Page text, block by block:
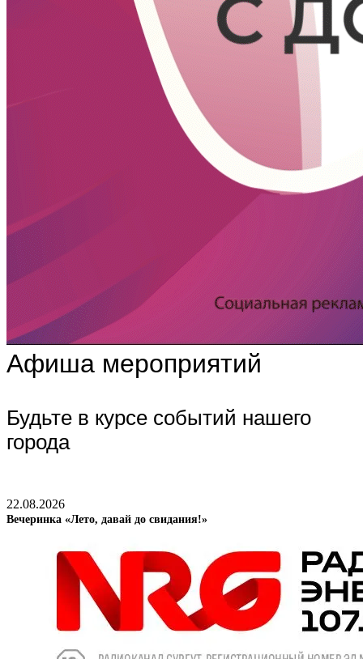
Афиша мероприятий
Будьте в курсе событий нашего
города
22.08.2026
Вечеринка «Лето, давай до свидания!»